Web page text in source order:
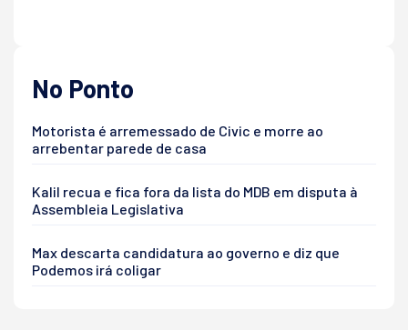
No Ponto
Motorista é arremessado de Civic e morre ao
arrebentar parede de casa
Kalil recua e fica fora da lista do MDB em disputa à
Assembleia Legislativa
Max descarta candidatura ao governo e diz que
Podemos irá coligar